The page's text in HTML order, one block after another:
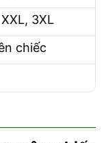
3XL
chiếc